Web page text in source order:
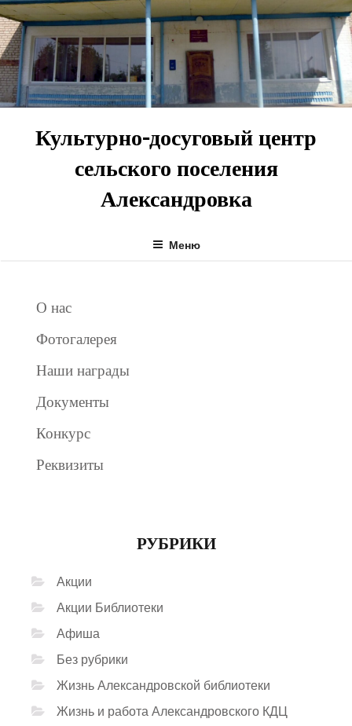
Перейти
к
содержимому
Культурно-досуговый центр
сельского поселения
Александровка
Меню
О нас
Фотогалерея
Наши награды
Документы
Конкурс
Реквизиты
РУБРИКИ
Акции
Акции Библиотеки
Афиша
Без рубрики
Жизнь Александровской библиотеки
Жизнь и работа Александровского КДЦ